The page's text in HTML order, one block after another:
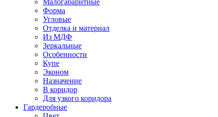
Малогабаритные
Форма
Угловые
Отделка и материал
Из МДФ
Зеркальные
Особенности
Купе
Эконом
Назначение
В коридор
Для узкого коридора
Гардеробные